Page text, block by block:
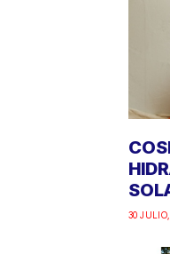
30